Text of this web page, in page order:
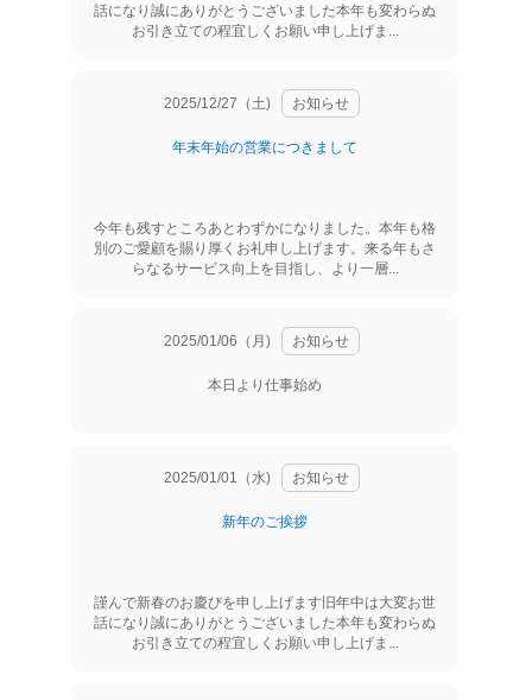
話になり誠にありがとうございました本年も変わらぬ
お引き立ての程宜しくお願い申し上げま...
2025/12/27（土) お知らせ
年末年始の営業につきまして
今年も残すところあとわずかになりました。本年も格
別のご愛顧を賜り厚くお礼申し上げます。来る年もさ
らなるサービス向上を目指し、より一層...
2025/01/06（月) お知らせ
本日より仕事始め
2025/01/01（水) お知らせ
新年のご挨拶
謹んで新春のお慶びを申し上げます旧年中は大変お世
話になり誠にありがとうございました本年も変わらぬ
お引き立ての程宜しくお願い申し上げま...